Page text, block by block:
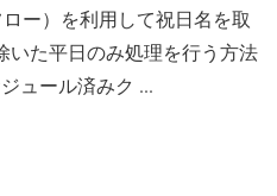
ー）を利用して祝日名を取
いた平日のみ処理を行う方法
ュール済みク ...